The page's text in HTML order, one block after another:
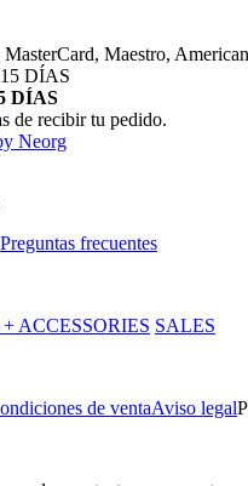
MasterCard, Maestro,
DÍAS
de recibir tu pedido.
Neorg
Preguntas frecuentes
ACCESSORIES SALES
de ventaAviso legal